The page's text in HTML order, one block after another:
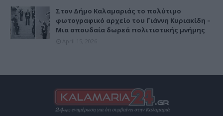
Στον Δήμο Καλαμαριάς το πολύτιμο
φωτογραφικό αρχείο του Γιάννη Κυριακίδη –
Μια σπουδαία δωρεά πολιτιστικής μνήμης